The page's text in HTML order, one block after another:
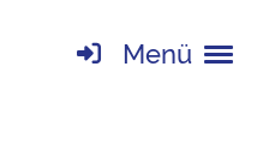
Menü